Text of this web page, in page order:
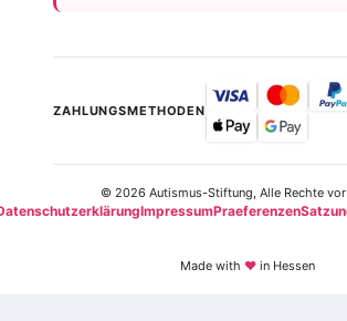
ZAHLUNGSMETHODEN
© 2026 Autismus-Stiftung, Alle Rechte
ImpressumPraeferenzen
Made with ♥ in Hessen